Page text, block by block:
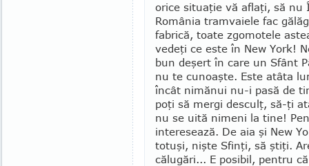
orice situaţie vă aflaţi, să
Ro­mânia tramvaiele fac
fa­brică, toate zgomotele
vedeţi ce este în New York!
bun deşert în care un Sfânt
nu te cunoaşte. Este atâta
încât nimănui nu-i pasă de
poţi să mergi desculţ, să-ţi
nu se uită nimeni la tine!
interesează. De aia şi New
totuşi, nişte Sfinţi, să ştiţi.
călugări... E posibil, pentru